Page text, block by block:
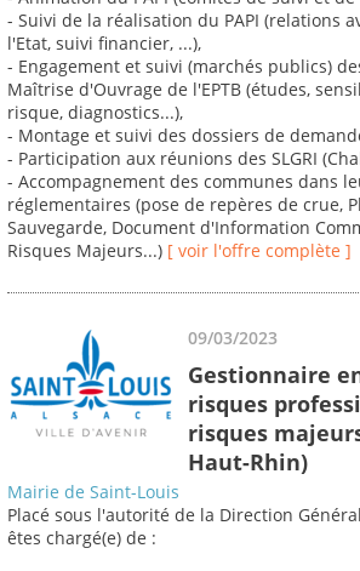
- Suivi de la réalisation du PAPI (relations
l'Etat, suivi financier, ...),
- Engagement et suivi (marchés publics)
Maîtrise d'Ouvrage de l'EPTB (études,
risque, diagnostics...),
- Montage et suivi des dossiers de
- Participation aux réunions des SLGRI
- Accompagnement des communes dans
réglementaires (pose de repères de crue,
Sauvegarde, Document d'Information
Risques Majeurs...) [ voir l'offre complète ]
09/03/2023
Gestionnaire
risques
risques
Haut-Rhin)
Mairie de Saint-Louis
Placé sous l'autorité de la Direction
êtes chargé(e) de :